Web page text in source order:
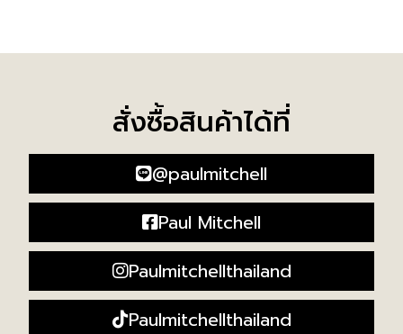
สั่งซื้อสินค้าได้ที่
@paulmitchell
Paul Mitchell
Paulmitchellthailand
Paulmitchellthailand